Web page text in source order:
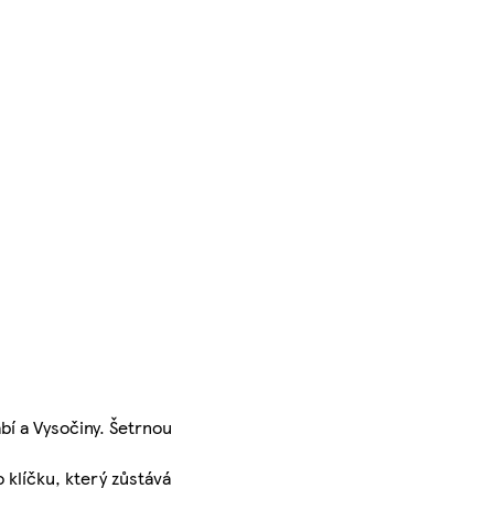
a Vysočiny. Šetrnou
klíčku, který zůstává